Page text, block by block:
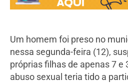
Um homem foi preso no
nessa segunda-feira (12),
próprias filhas de apenas 7 e
abuso sexual teria tido a